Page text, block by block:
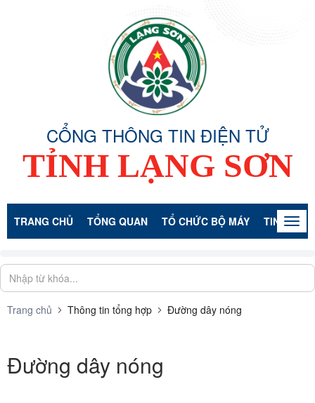
CỔNG THÔNG TIN ĐIỆN TỬ
TỈNH LẠNG SƠN
TRANG CHỦ TỔNG QUAN TỔ CHỨC BỘ MÁY TIN TỨC -
Trang chủ Thông tin tổng hợp Đường dây nóng
Đường dây nóng